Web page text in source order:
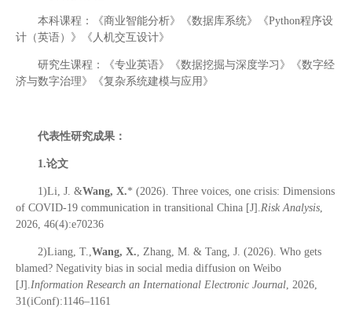
本科课程：《商业智能分析》《数据库系统》《Python程序设
计（英语）》《人机交互设计》
研究生课程：《专业英语》《数据挖掘与深度学习》《数字经
济与数字治理》《复杂系统建模与应用》
代表性研究成果：
1.论文
1)Li, J. &Wang, X.* (2026). Three voices, one crisis: Dimensions
of COVID-19 communication in transitional China [J].Risk Analysis,
2026, 46(4):e70236
2)Liang, T.,Wang, X., Zhang, M. & Tang, J. (2026). Who gets
blamed? Negativity bias in social media diffusion on Weibo
[J].Information Research an International Electronic Journal, 2026,
31(iConf):1146–1161